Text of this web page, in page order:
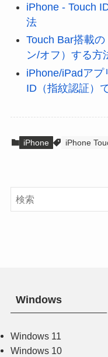
iPhone - Touch
法
Touch Bar搭載
ン/オフ）する方
iPhone/iPadアプ
ID（指紋認証）
iPhone iPhone
Windows
Windows 11
Windows 10